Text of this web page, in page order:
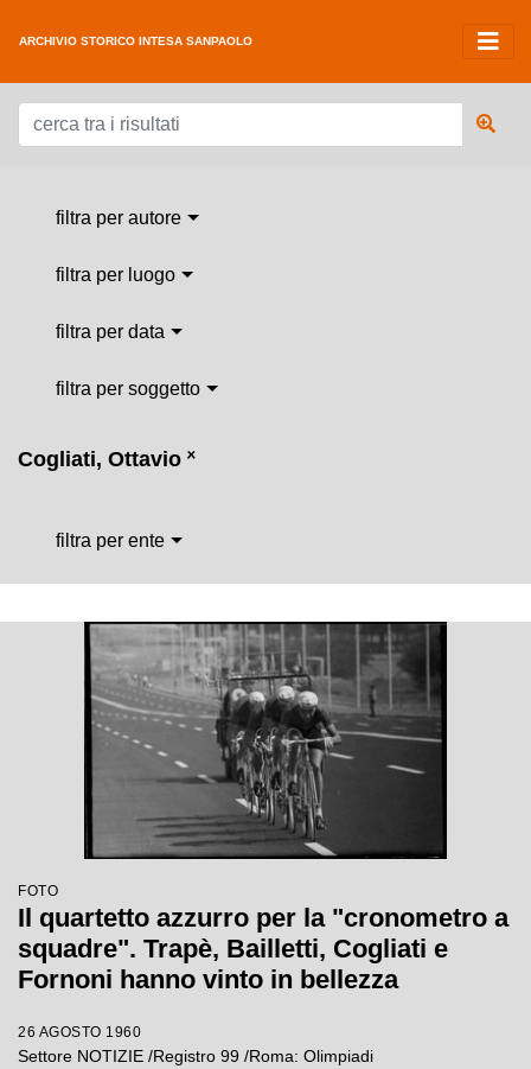
ARCHIVIO STORICO INTESA SANPAOLO
filtra per autore
filtra per luogo
filtra per data
filtra per soggetto
Cogliati, Ottavio ˟
filtra per ente
FOTO
Il quartetto azzurro per la "cronometro a
squadre". Trapè, Bailletti, Cogliati e
Fornoni hanno vinto in bellezza
26 AGOSTO 1960
Settore NOTIZIE /Registro 99 /Roma: Olimpiadi